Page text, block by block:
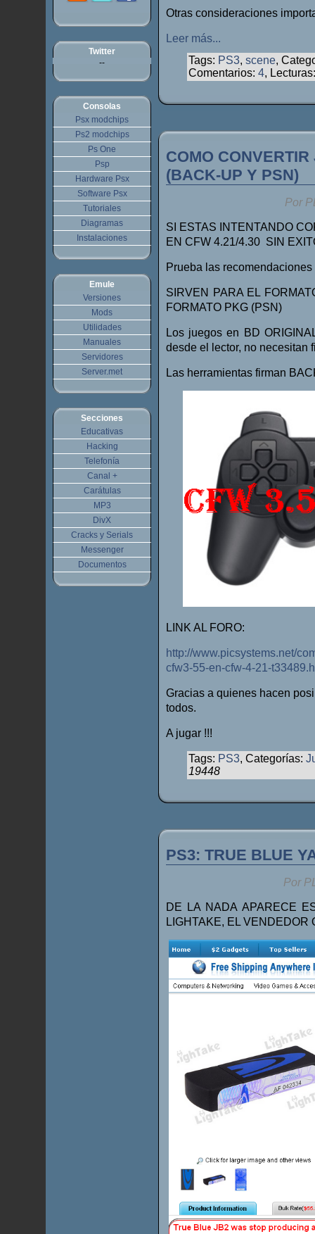
Otras consideraciones
Leer más...
Tags: PS3, scene,
Comentarios: 4,
COMO
(BACK-UP Y PSN)
Por
SI ESTAS INTENTANDO
EN CFW 4.21/4.30 SIN
Prueba las
SIRVEN PARA EL
FORMATO PKG (PSN)
Los juegos en BD
desde el lector, no necesitan
Las herramientas firman
LINK AL FORO:
http://www.picsystems.net/
cfw3-55-en-cfw-4-21-
Gracias a quienes hacen
todos.
A jugar !!!
Tags: PS3, Categorías:
19448
PS3: TRUE BLUE
Por
DE LA NADA APARECE
LIGHTAKE, EL VENDEDOR
Twitter
--
Consolas
Psx modchips
Ps2 modchips
Ps One
Psp
Hardware Psx
Software Psx
Tutoriales
Diagramas
Instalaciones
Emule
Versiones
Mods
Utilidades
Manuales
Servidores
Server.met
Secciones
Educativas
Hacking
Telefonía
Canal +
Carátulas
MP3
DivX
Cracks y Serials
Messenger
Documentos